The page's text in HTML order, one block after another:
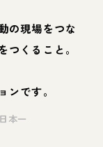
の現場をつな
つくること。
ンです。
本一